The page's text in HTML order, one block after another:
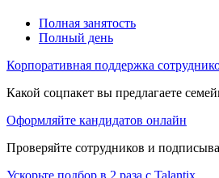
Полная занятость
Полный день
Корпоративная поддержка
Какой соцпакет вы предлагаете
Оформляйте кандидатов онлайн
Проверяйте сотрудников и
Ускорьте подбор в 2 раза с Talantix